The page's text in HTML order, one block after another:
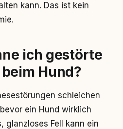
kann. Das ist kein
ich gestörte
Hund?
schleichen
ein Hund wirklich
glanzloses Fell kann ein